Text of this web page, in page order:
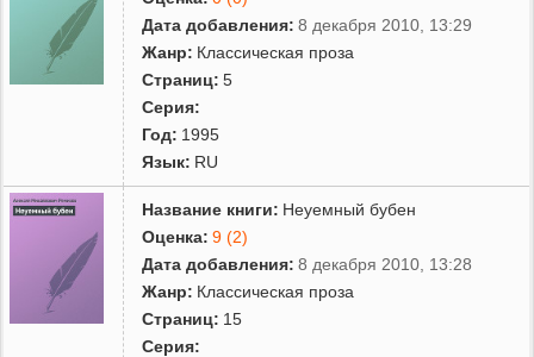
Дата добавления: 8 декабря 2010, 13:29
Жанр: Классическая проза
Страниц: 5
Серия:
Год: 1995
Язык: RU
Название книги: Неуемный бубен
Оценка: 9 (2)
Дата добавления: 8 декабря 2010, 13:28
Жанр: Классическая проза
Страниц: 15
Серия: